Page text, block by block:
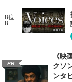
8位
8
PR
《映
クソ
ンタ